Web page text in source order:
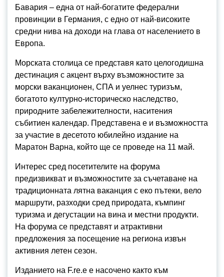
Бавария – една от най-богатите федерални
провинции в Германия, с едно от най-високите
средни нива на доходи на глава от населението в
Европа.
Морската столица се представя като целогодишна
дестинация с акцент върху възможностите за
морски ваканционен, СПА и уелнес туризъм,
богатото културно-историческо наследство,
природните забележителности, наситения
събитиен календар. Представена е и възможността
за участие в десетото юбилейно издание на
Маратон Варна, който ще се проведе на 11 май.
Интерес сред посетителите на форума
предизвикват и възможностите за съчетаване на
традиционната лятна ваканция с еко пътеки, вело
маршрути, разходки сред природата, къмпинг
туризма и дегустации на вина и местни продукти.
На форума се представят и атрактивни
предложения за посещение на региона извън
активния летен сезон.
Изданието на F.re.e е насочено както към